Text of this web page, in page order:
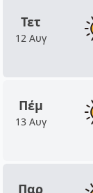
Τετ
12 Αυγ
Πέμ
13 Αυγ
Παρ